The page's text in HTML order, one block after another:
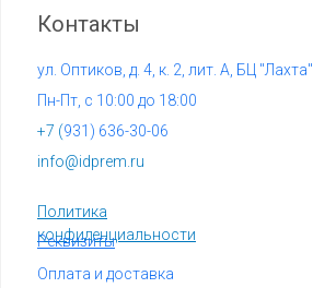
info@idprem.ru
Контакты
Политика
конфиденциальности
+7 (931) 636-30-06
Реквизиты
ул. Оптиков, д. 4, к. 2, лит. А, БЦ "Лахта"
Оплата и доставка
Пн-Пт, с 10:00 до 18:00